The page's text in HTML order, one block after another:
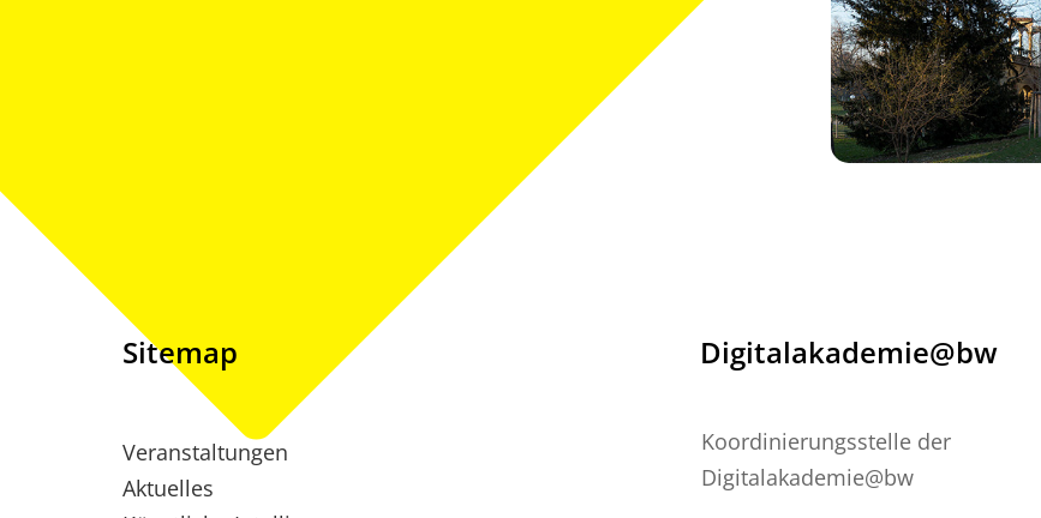
Sitemap
Veranstaltungen
Aktuelles
Digitalakademie@bw
Koordinierungsstelle der
Digitalakademie@bw